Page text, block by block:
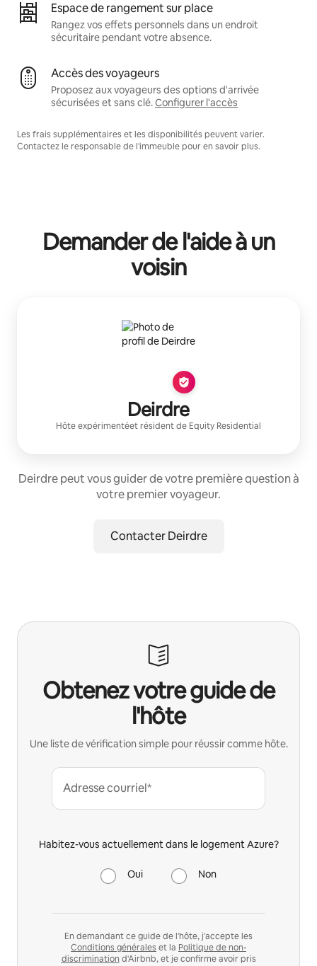
Espace de rangement sur place
Rangez vos effets personnels dans un endroit
sécuritaire pendant votre absence.
Accès des voyageurs
Proposez aux voyageurs des options d'arrivée
sécurisées et sans clé.Configurer l'accès
Les frais supplémentaires et les disponibilités peuvent varier.
Contactez le responsable de l'immeuble pour en savoir plus.
Demander de l'aide à un
voisin
Deirdre
Hôte expérimentéet résident de Equity Residential
Deirdre peut vous guider de votre première question à
votre premier voyageur.
Contacter Deirdre
Obtenez votre guide de
l'hôte
Une liste de vérification simple pour réussir comme hôte.
Adresse courriel*
Habitez-vous actuellement dans le logement Azure?
Oui Non
En demandant ce guide de l'hôte, j'accepte les
Conditions générales et la Politique de non-
discrimination d'Airbnb, et je confirme avoir pris